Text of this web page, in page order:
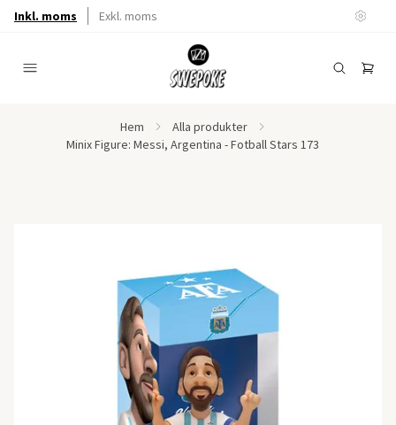
Inkl. moms Exkl. moms
Hem
Alla produkter
Minix Figure: Messi, Argentina - Fotball Stars 173